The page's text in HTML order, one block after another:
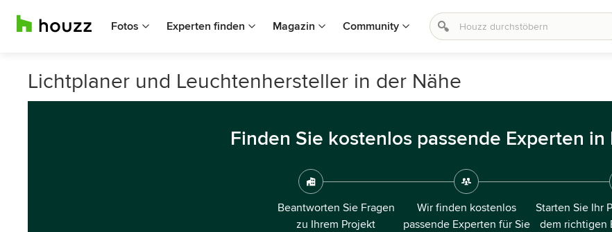
Fotos Experten finden Magazin Community
Lichtplaner und Leuchtenhersteller in der Nähe
Finden Sie kostenlos passende Experten in
Beantworten Sie Fragen
zu Ihrem Projekt
Wir finden kostenlos
passende Experten für Sie
Starten Sie Ihr
dem richtigen